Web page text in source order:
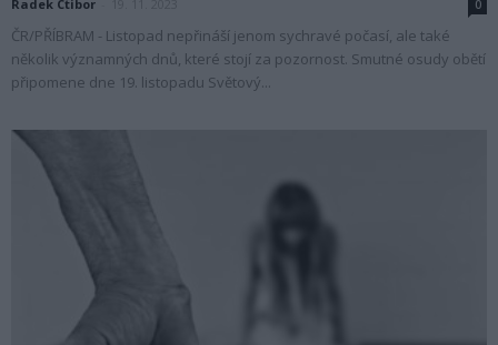
Radek Ctibor 0
ČR/PŘÍBRAM - Listopad nepřináší jenom sychravé počasí, ale také
několik významných dnů, které stojí za pozornost. Smutné osudy obětí
připomene dne 19. listopadu Světový...